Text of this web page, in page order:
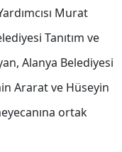
Murat
Tanıtım ve
Alanya Belediyesi
Ararat ve Hüseyin
ortak